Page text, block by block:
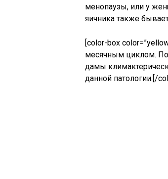
менопаузы, или у
яичника также
[color-box
месячным циклом.
дамы
данной патологии.[/